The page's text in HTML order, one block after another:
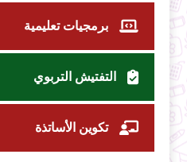
برمجيات تعليمية
التفتيش التربوي
تكوين الأساتذة